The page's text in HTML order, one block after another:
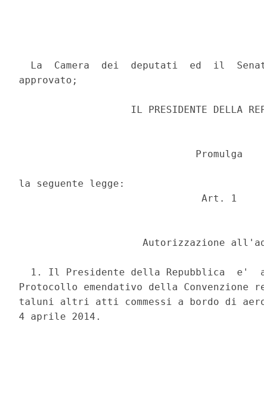
La  Camera  dei  deputati  ed  il
approvato;
IL PRESIDENTE DELLA
                              Promulga
la seguente legge:
                               Art. 1
Autorizzazione
1. Il Presidente della Repubblica  e'
Protocollo emendativo della
taluni altri atti commessi a bordo di